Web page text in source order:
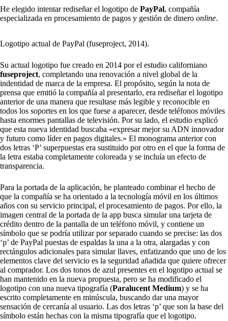
He elegido intentar rediseñar el logotipo de PayPal, compañía
especializada en procesamiento de pagos y gestión de dinero online.
Logotipo actual de PayPal (fuseproject, 2014).
Su actual logotipo fue creado en 2014 por el estudio californiano
fuseproject, completando una renovación a nivel global de la
indentidad de marca de la empresa. El propósito, según la nota de
prensa que emitió la compañía al presentarlo, era rediseñar el logotipo
anterior de una manera que resultase más legible y reconocible en
todos los soportes en los que fuese a aparecer, desde teléfonos móviles
hasta enormes pantallas de televisión. Por su lado, el estudio explicó
que esta nueva identidad buscaba «expresar mejor su ADN innovador
y futuro como líder en pagos digitales.» El monograma anterior con
dos letras ‘P’ superpuestas era sustituido por otro en el que la forma de
la letra estaba completamente coloreada y se incluía un efecto de
transparencia.
Para la portada de la aplicación, he planteado combinar el hecho de
que la compañía se ha orientado a la tecnología móvil en los últimos
años con su servicio principal, el procesamiento de pagos. Por ello, la
imagen central de la portada de la app busca simular una tarjeta de
crédito dentro de la pantalla de un teléfono móvil, y contiene un
símbolo que se podría utilizar por separado cuando se precise: las dos
‘p’ de PayPal puestas de espaldas la una a la otra, alargadas y con
rectángulos adicionales para simular llaves, enfatizando que uno de los
elementos clave del servicio es la seguridad añadida que quiere ofrecer
al comprador. Los dos tonos de azul presentes en el logotipo actual se
han mantenido en la nueva propuesta, pero se ha modificado el
logotipo con una nueva tipografía (Paralucent Medium) y se ha
escrito completamente en minúscula, buscando dar una mayor
sensación de cercanía al usuario. Las dos letras ‘p’ que son la base del
símbolo están hechas con la misma tipografía que el logotipo.